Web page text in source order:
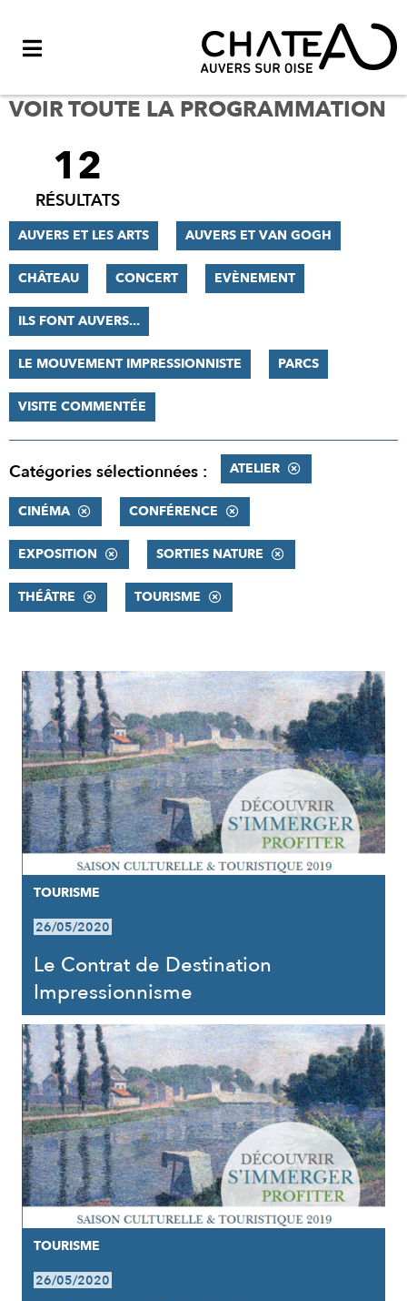
VOIR TOUTE LA PROGRAMMATION
FILTRER
RÉSULTATS
12
RÉSULTATS
AUVERS ET LES ARTS AUVERS ET VAN GOGH
CHÂTEAU CONCERT EVÈNEMENT
ILS FONT AUVERS...
LE MOUVEMENT IMPRESSIONNISTE PARCS
VISITE COMMENTÉE
Catégories sélectionnées : ATELIER
CINÉMA CONFÉRENCE
EXPOSITION SORTIES NATURE
THÉÂTRE TOURISME
RÉSULTATS
TOURISME
26/05/2020
Le Contrat de Destination
Impressionnisme
TOURISME
26/05/2020